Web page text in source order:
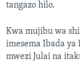
tangazo hilo.
Kwa mujibu wa
imesema Ibada
mwezi Julai na